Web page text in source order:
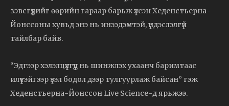
зэвсгүүдийг өөрийн гараар барьж үзсэн Хеденстьерна-
Йонссоны хувьд энэ нь инээдэмтэй, үндэслэлгүй
тайлбар байв.
“Эдгээр хэлэлцүүлгүүд нь шинжлэх ухаанч баримтаас
илүүтэйгээр үзэл бодол дээр тулгуурлаж байсан” гэж
Хеденстьерна-Йонссон Live Science-д ярьжээ.